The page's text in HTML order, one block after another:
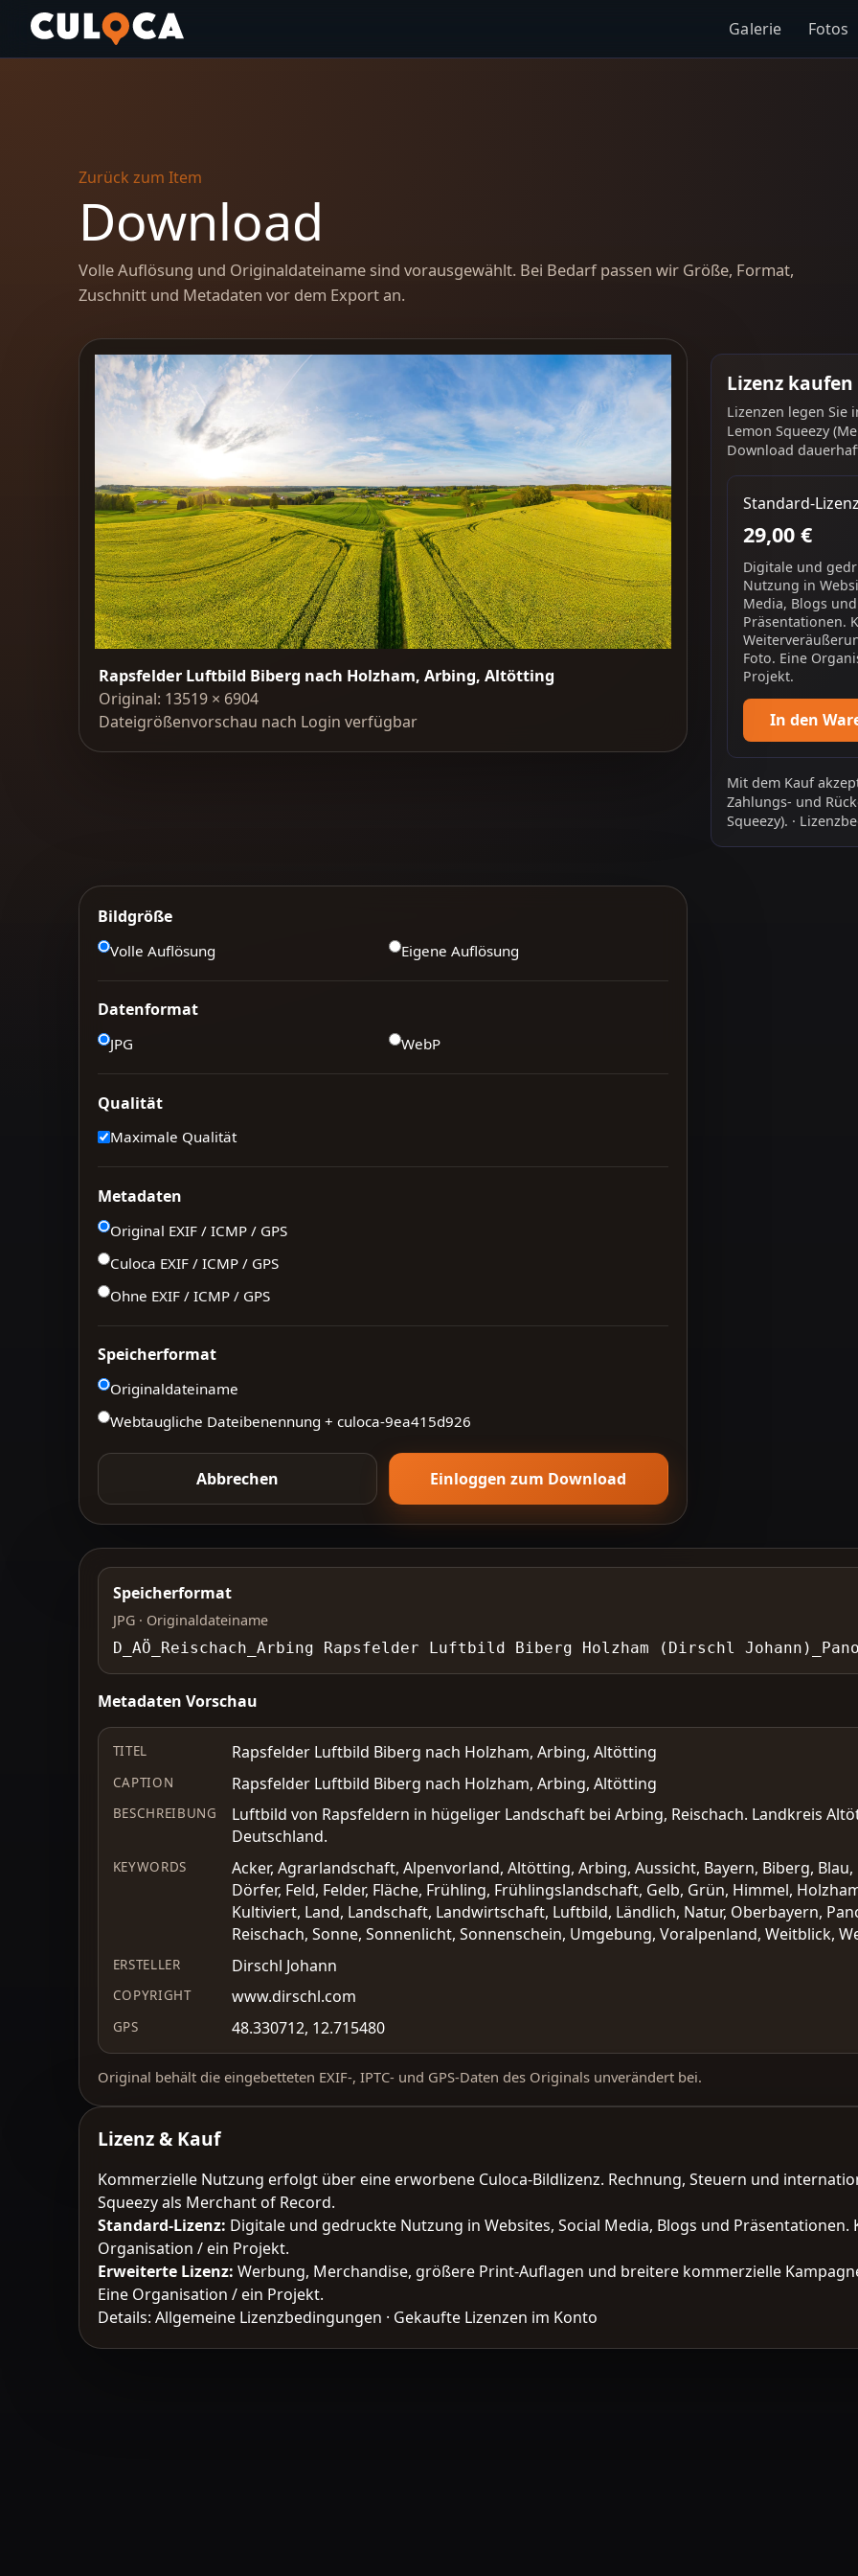
Galerie Fotos
Zurück zum Item
Download
Volle Auflösung und Originaldateiname sind vorausgewählt. Bei Bedarf passen wir Größe, Format,
Zuschnitt und Metadaten vor dem Export an.
Rapsfelder Luftbild Biberg nach Holzham, Arbing, Altötting
Original: 13519 × 6904
Dateigrößenvorschau nach Login verfügbar
Lizenz kaufen
Lizenzen legen Sie
Lemon Squeezy
Download
Standard-Lizenz
29,00 €
Digitale und
Nutzung in
Media, Blogs und
Präsentationen.
Foto. Eine
Projekt.
In den
Mit dem Kauf
Zahlungs- und
Squeezy). ·
Bildgröße
Volle Auflösung Eigene Auflösung
Datenformat
JPG WebP
Qualität
Maximale Qualität
Metadaten
Original EXIF / ICMP / GPS
Culoca EXIF / ICMP / GPS
Ohne EXIF / ICMP / GPS
Speicherformat
Originaldateiname
Webtaugliche Dateibenennung + culoca-9ea415d926
Abbrechen Einloggen zum Download
Speicherformat
JPG · Originaldateiname
D_AÖ_Reischach_Arbing Rapsfelder Luftbild Biberg Holzham (Dirschl
Metadaten Vorschau
TITEL Rapsfelder Luftbild Biberg nach Holzham, Arbing, Altötting
CAPTION Rapsfelder Luftbild Biberg nach Holzham, Arbing, Altötting
BESCHREIBUNG
Luftbild von Rapsfeldern in hügeliger Landschaft bei Arbing, Reischach. Landkreis
Deutschland.
KEYWORDS
Acker, Agrarlandschaft, Alpenvorland, Altötting, Arbing, Aussicht, Bayern, Biberg,
Dörfer, Feld, Felder, Fläche, Frühling, Frühlingslandschaft, Gelb, Grün, Himmel,
Kultiviert, Land, Landschaft, Landwirtschaft, Luftbild, Ländlich, Natur, Oberbayern,
Reischach, Sonne, Sonnenlicht, Sonnenschein, Umgebung, Voralpenland, Weitblick,
ERSTELLER Dirschl Johann
COPYRIGHT www.dirschl.com
GPS 48.330712, 12.715480
Original behält die eingebetteten EXIF-, IPTC- und GPS-Daten des Originals unverändert bei.
Lizenz & Kauf
Kommerzielle Nutzung erfolgt über eine erworbene Culoca-Bildlizenz. Rechnung, Steuern und
Squeezy als Merchant of Record.
Standard-Lizenz: Digitale und gedruckte Nutzung in Websites, Social Media, Blogs und Präsentationen.
Organisation / ein Projekt.
Erweiterte Lizenz: Werbung, Merchandise, größere Print-Auflagen und breitere kommerzielle
Eine Organisation / ein Projekt.
Details:Allgemeine Lizenzbedingungen · Gekaufte Lizenzen im Konto